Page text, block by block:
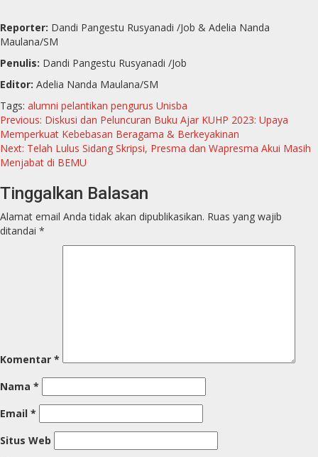
Reporter: Dandi Pangestu Rusyanadi /Job & Adelia Nanda
Maulana/SM
Penulis: Dandi Pangestu Rusyanadi /Job
Editor: Adelia Nanda Maulana/SM
Tags: alumni pelantikan pengurus Unisba
Previous: Diskusi dan Peluncuran Buku Ajar KUHP 2023: Upaya
Memperkuat Kebebasan Beragama & Berkeyakinan
Next: Telah Lulus Sidang Skripsi, Presma dan Wapresma Akui Masih
Menjabat di BEMU
Tinggalkan Balasan
Alamat email Anda tidak akan dipublikasikan. Ruas yang wajib
ditandai *
Komentar *
Nama *
Email *
Situs Web